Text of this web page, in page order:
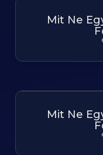
Mit Ne
Mit Ne